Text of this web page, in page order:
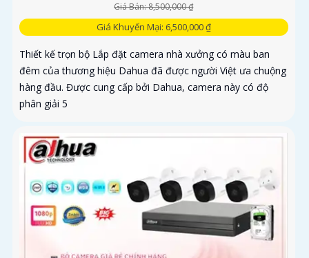
Giá Bán: 8,500,000 ₫
Giá Khuyến Mại: 6,500,000 ₫
Thiết kế trọn bộ Lắp đặt camera nhà xưởng có màu ban
đêm của thương hiệu Dahua đã được người Việt ưa chuộng
hàng đầu. Được cung cấp bởi Dahua, camera này có độ
phân giải 5